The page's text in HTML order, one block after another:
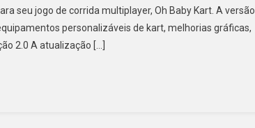
seu jogo de corrida multiplayer, Oh Baby Kart. A versão
personalizáveis de kart, melhorias gráficas,
2.0 A atualização […]